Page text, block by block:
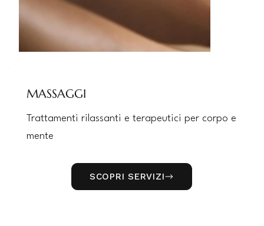
MASSAGGI
Trattamenti rilassanti e terapeutici per corpo e
mente
SCOPRI SERVIZI